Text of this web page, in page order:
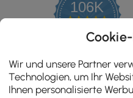
106K
4.8
star
rating
ZERTIFIZIERTE
Wir und unsere Partner
Technologien, um Ihr
Ihnen personalisierte